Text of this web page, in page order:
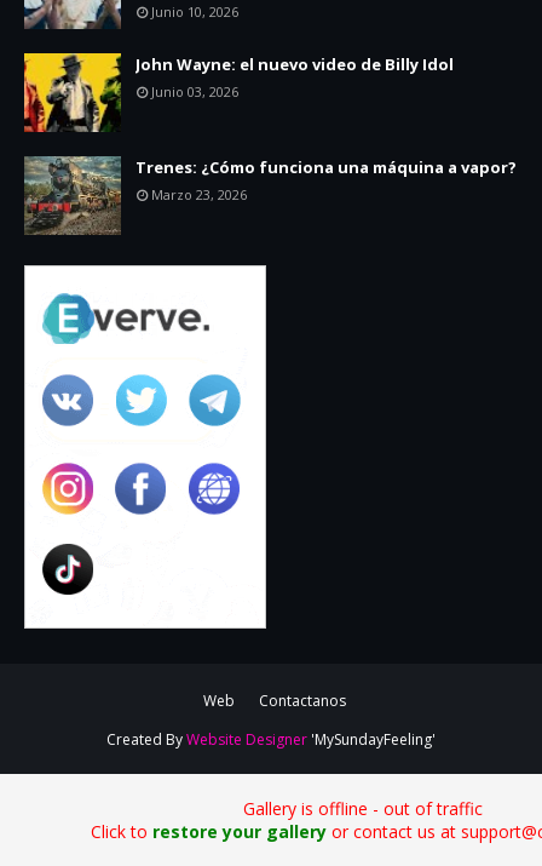
Junio 10, 2026
John Wayne: el nuevo video de Billy Idol
Junio 03, 2026
Trenes: ¿Cómo funciona una máquina a vapor?
Marzo 23, 2026
Web
Contactanos
Created ByWebsite Designer 'MySundayFeeling'
Gallery is offline - out of traffic
Click to restore your galleryor contact us at